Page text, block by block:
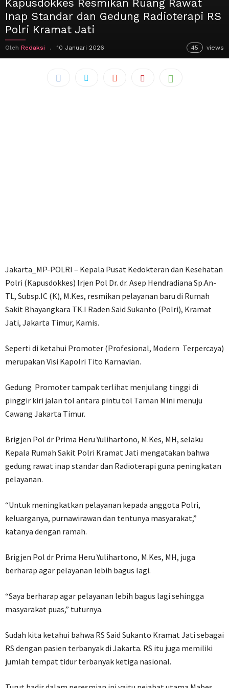
Kapusdokkes Resmikan Ruang Rawat
Inap Standar dan Gedung Radioterapi RS
Polri Kramat Jati
Oleh Redaksi 10 Januari 2026 45 views
Jakarta_MP-POLRI – Kepala Pusat Kedokteran dan Kesehatan
Polri (Kapusdokkes) Irjen Pol Dr. dr. Asep Hendradiana Sp.An-
TL, Subsp.IC (K), M.Kes, resmikan pelayanan baru di Rumah
Sakit Bhayangkara TK.I Raden Said Sukanto (Polri), Kramat
Jati, Jakarta Timur, Kamis.
Seperti di ketahui Promoter (Profesional, Modern Terpercaya)
merupakan Visi Kapolri Tito Karnavian.
Gedung Promoter tampak terlihat menjulang tinggi di
pinggir kiri jalan tol antara pintu tol Taman Mini menuju
Cawang Jakarta Timur.
Brigjen Pol dr Prima Heru Yulihartono, M.Kes, MH, selaku
Kepala Rumah Sakit Polri Kramat Jati mengatakan bahwa
gedung rawat inap standar dan Radioterapi guna peningkatan
pelayanan.
“Untuk meningkatkan pelayanan kepada anggota Polri,
keluarganya, purnawirawan dan tentunya masyarakat,”
katanya dengan ramah.
Brigjen Pol dr Prima Heru Yulihartono, M.Kes, MH, juga
berharap agar pelayanan lebih bagus lagi.
“Saya berharap agar pelayanan lebih bagus lagi sehingga
masyarakat puas,” tuturnya.
Sudah kita ketahui bahwa RS Said Sukanto Kramat Jati sebagai
RS dengan pasien terbanyak di Jakarta. RS itu juga memiliki
jumlah tempat tidur terbanyak ketiga nasional.